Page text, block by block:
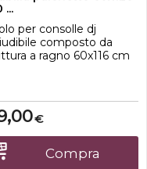
...
per consolle dj
composto da
a ragno 60x116 cm
in
60x120 cm-
80cm-Ripiano in
di betulla-teste di
€
Compra